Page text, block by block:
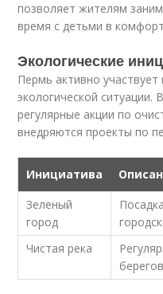
позволяет жителям
время с детьми в
Экологические
Пермь активно
экологической ситуации.
регулярные акции по
внедряются проекты по
Инициатива
Зеленый
город
Чистая река
берегов